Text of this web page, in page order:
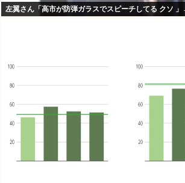
左翼さん「高市が防弾ガラスでスピーチしてる クソ